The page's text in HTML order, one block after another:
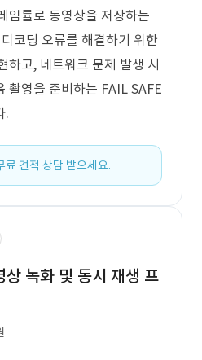
임률로 동영상을 저장하는
코딩 오류를 해결하기 위한
하고, 네트워크 문제 발생 시
촬영을 준비하는 FAIL SAFE
.
료 견적 상담 받으세요.
녹화 및 동시 재생 프